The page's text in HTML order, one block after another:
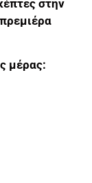
στην
μέρας: